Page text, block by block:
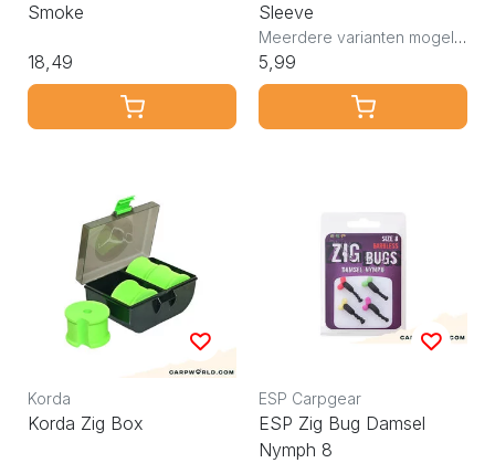
Smoke
18,49
Sleeve
Meerdere varianten mogelijk
5,99
Korda
Korda Zig Box
ESP Carpgear
ESP Zig Bug Damsel
Nymph 8